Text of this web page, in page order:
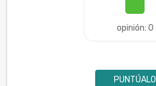
opinión: 0
PUNTÚALO